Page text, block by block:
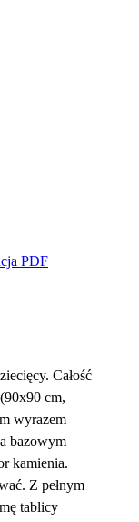
PDF
Całość
cm,
wyrazem
bazowym
kamienia.
Z pełnym
tablicy